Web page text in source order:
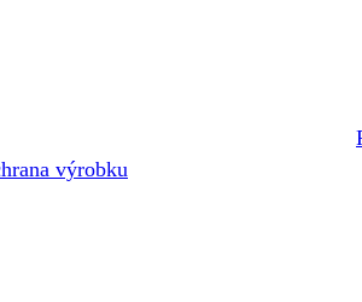
výrobku